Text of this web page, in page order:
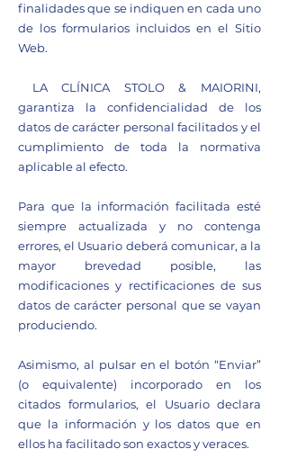
finalidades que se indiquen en cada uno
de los formularios incluidos en el Sitio
Web.
LA CLÍNICA STOLO & MAIORINI,
garantiza la confidencialidad de los
datos de carácter personal facilitados y el
cumplimiento de toda la normativa
aplicable al efecto.
Para que la información facilitada esté
siempre actualizada y no contenga
errores, el Usuario deberá comunicar, a la
mayor brevedad posible, las
modificaciones y rectificaciones de sus
datos de carácter personal que se vayan
produciendo.
Asimismo, al pulsar en el botón “Enviar”
(o equivalente) incorporado en los
citados formularios, el Usuario declara
que la información y los datos que en
ellos ha facilitado son exactos y veraces.